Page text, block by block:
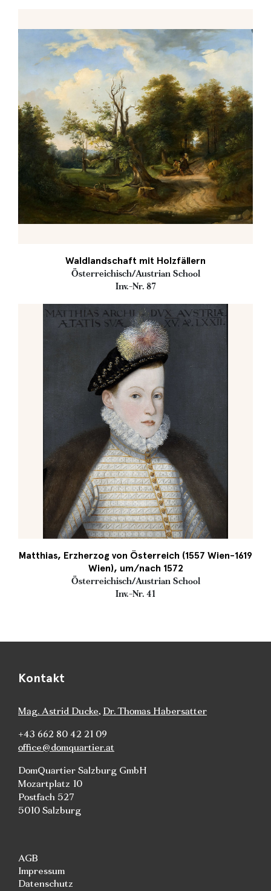
Waldlandschaft mit Holzfällern
Österreichisch/Austrian School
Inv.-Nr. 87
Matthias, Erzherzog von Österreich (1557 Wien-1619
Wien), um/nach 1572
Österreichisch/Austrian School
Inv.-Nr. 41
Kontakt
Mag. Astrid Ducke, Dr. Thomas Habersatter
+43 662 80 42 21 09
office@domquartier.at
DomQuartier Salzburg GmbH
Mozartplatz 10
Postfach 527
5010 Salzburg
AGB
Impressum
Datenschutz